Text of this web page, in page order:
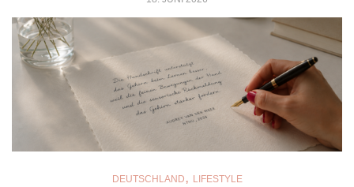
DEUTSCHLAND, LIFESTYLE